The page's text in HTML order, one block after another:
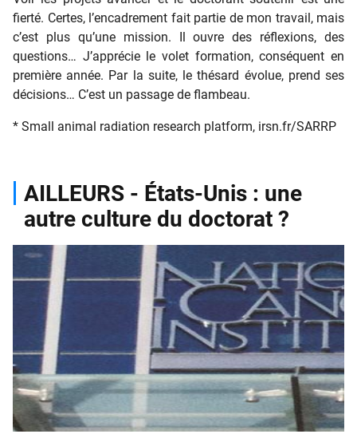
fierté. Certes, l’encadrement fait partie de mon travail, mais
c’est plus qu’une mission. Il ouvre des réflexions, des
questions… J’apprécie le volet formation, conséquent en
première année. Par la suite, le thésard évolue, prend ses
décisions… C’est un passage de flambeau.
* Small animal radiation research platform, irsn.fr/SARRP
AILLEURS - États-Unis : une
autre culture du doctorat ?